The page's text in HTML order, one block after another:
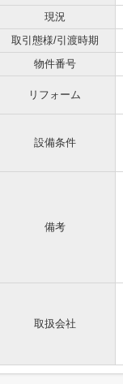
現況
取引態様/引渡時期
物件番号
リフォーム
設備条件
備考
取扱会社